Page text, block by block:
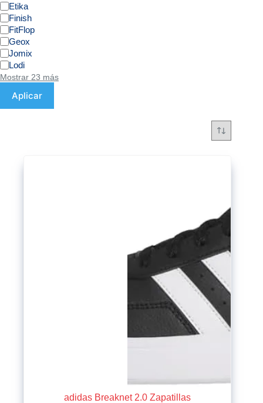
Etika
Finish
FitFlop
Geox
Jomix
Lodi
Mostrar 23 más
Aplicar
adidas Breaknet 2.0 Zapatillas